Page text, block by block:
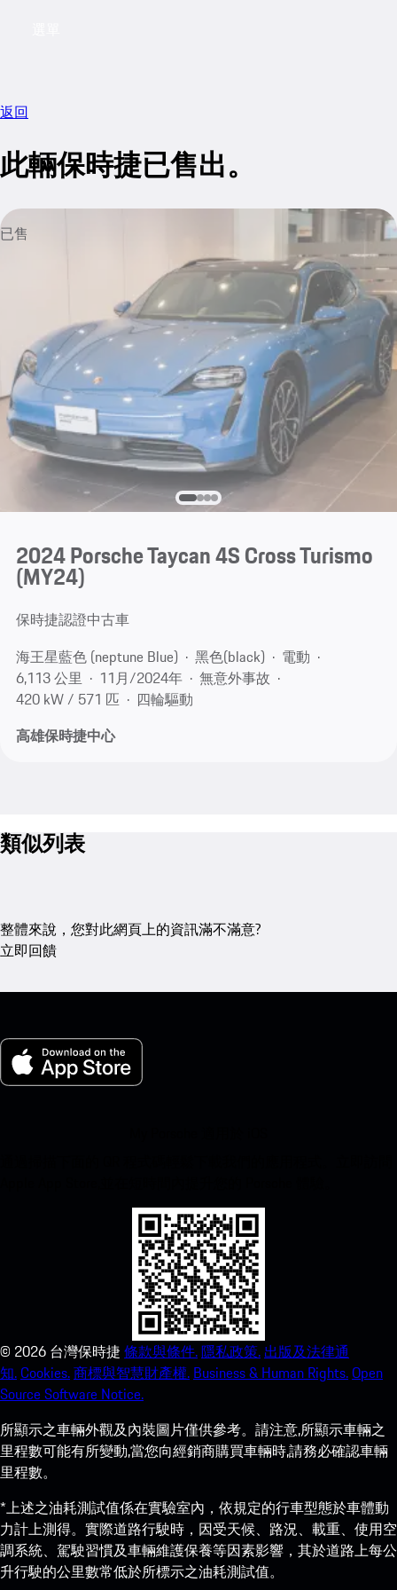
返回
此輛保時捷已售出。
已售
2024 Porsche Taycan 4S Cross Turismo
(MY24)
保時捷認證中古車
海王星藍色 (neptune Blue)
黑色(black)
電動
6,113 公里
11月/2024年
無意外事故
420 kW / 571 匹
四輪驅動
高雄保時捷中心
類似列表
整體來說，您對此網頁上的資訊滿不滿意?
立即回饋
© 2026 台灣保時捷 條款與條件.隱私政策. 出版及法律通
知.Cookies.商標與智慧財產權. Business & Human Rights.Open
Source Software Notice.
所顯示之車輛外觀及內裝圖片僅供參考。請注意,所顯示車輛之
里程數可能有所變動,當您向經銷商購買車輛時,請務必確認車輛
里程數。
*上述之油耗測試值係在實驗室內，依規定的行車型態於車體動
力計上測得。實際道路行駛時，因受天候、路況、載重、使用空
調系統、駕駛習慣及車輛維護保養等因素影響，其於道路上每公
升行駛的公里數常低於所標示之油耗測試值。